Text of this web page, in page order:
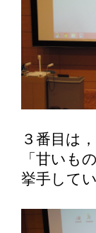
３番目は
「甘いも
挙手して